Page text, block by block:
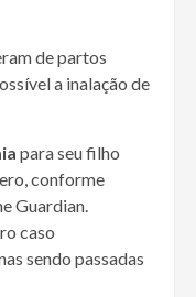
de partos
a inalação de
para seu filho
conforme
Guardian.
caso
sendo passadas